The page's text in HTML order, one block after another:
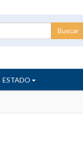
ESTADO